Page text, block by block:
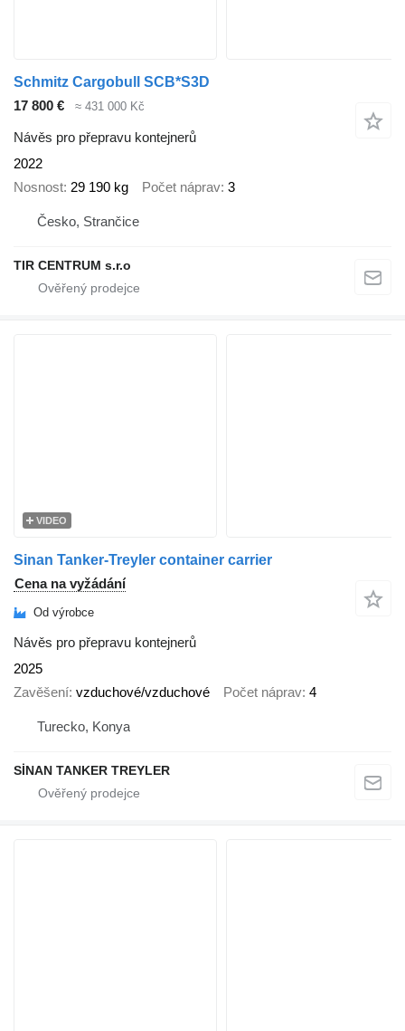
Schmitz Cargobull SCB*S3D
17 800 €
≈ 431 000 Kč
Návěs pro přepravu kontejnerů
2022
Nosnost 29 190 kg Počet náprav 3
Česko, Strančice
TIR CENTRUM s.r.o
VIDEO
Sinan Tanker-Treyler container carrier
Cena na vyžádání
Od výrobce
Návěs pro přepravu kontejnerů
2025
Zavěšení vzduchové/vzduchové Počet náprav 4
Turecko, Konya
SİNAN TANKER TREYLER